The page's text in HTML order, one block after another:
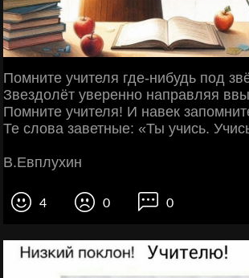
Помните учителя где-нибудь под
Звездолёт уверенно направляя
Помните учителя! И навек
Те слова заветные: «Ты учись.
В.Евплухин
4 0 0